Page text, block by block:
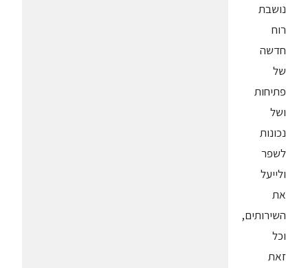
נושבת
רוח
חדשה
של
פתיחות
ושל
נכונות
לשפר
ולייעל
את
השירותים,
וכל
זאת